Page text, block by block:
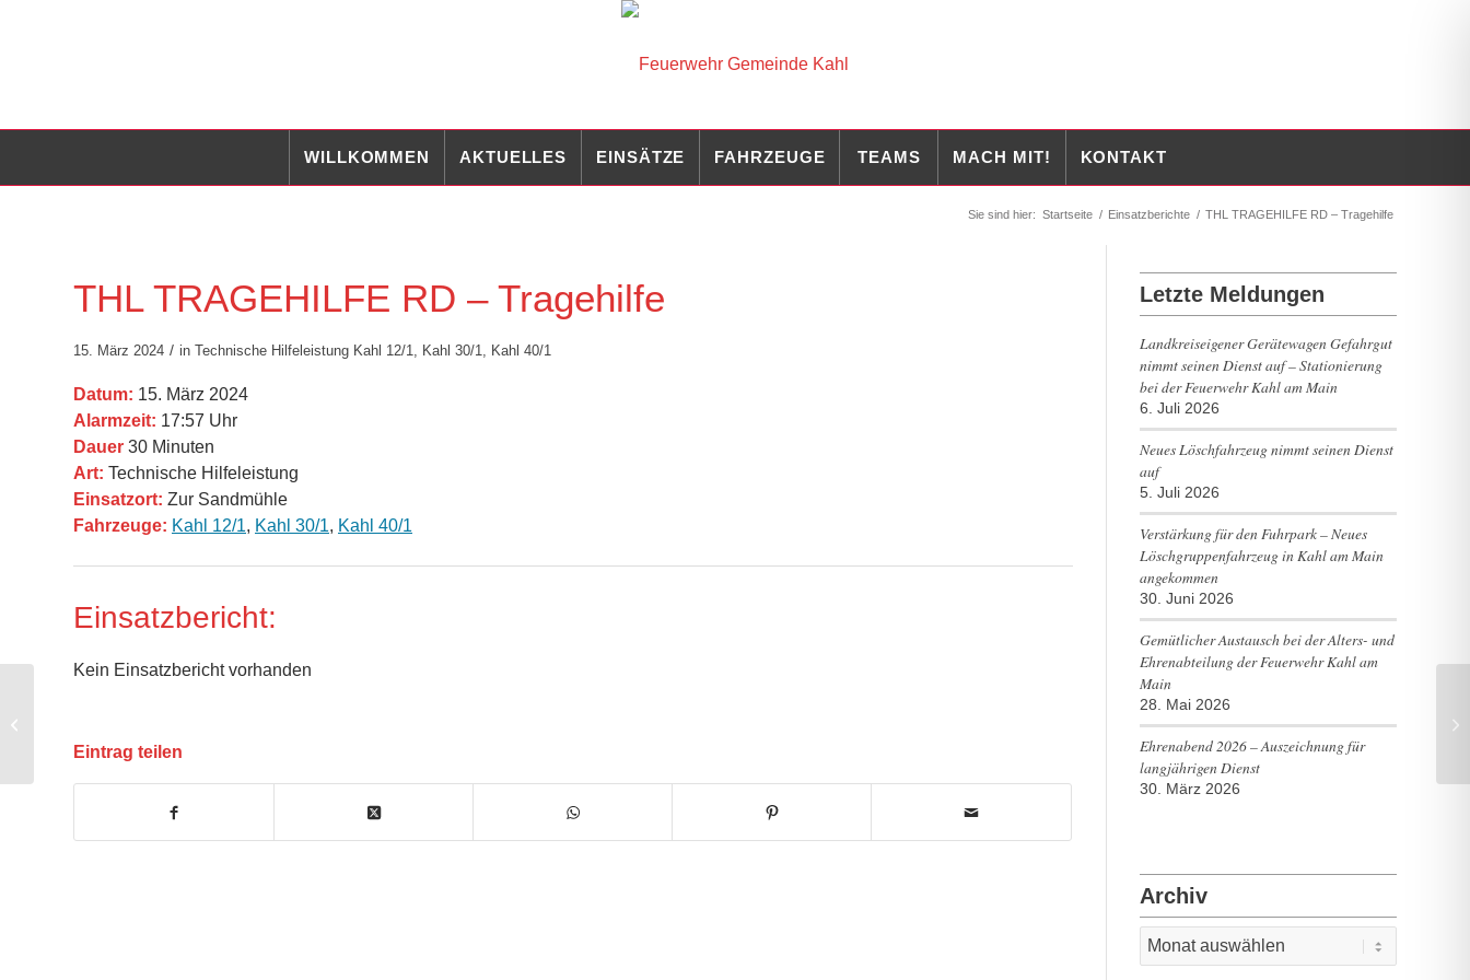
WILLKOMMEN AKTUELLES EINSÄTZE FAHRZEUGE TEAMS MACH MIT! KONTAKT
Sie sind hier: Startseite / Einsatzberichte / THL TRAGEHILFE RD – Tragehilfe
THL TRAGEHILFE RD – Tragehilfe
15. März 2024 / in Technische Hilfeleistung Kahl 12/1, Kahl 30/1, Kahl 40/1
Datum: 15. März 2024
Alarmzeit: 17:57 Uhr
Dauer 30 Minuten
Art: Technische Hilfeleistung
Einsatzort: Zur Sandmühle
Fahrzeuge: Kahl 12/1, Kahl 30/1, Kahl 40/1
Einsatzbericht:
Kein Einsatzbericht vorhanden
Eintrag teilen
Letzte Meldungen
Landkreiseigener Gerätewagen Gefahrgut
nimmt seinen Dienst auf – Stationierung
bei der Feuerwehr Kahl am Main
6. Juli 2026
Neues Löschfahrzeug nimmt seinen Dienst
auf
5. Juli 2026
Verstärkung für den Fuhrpark – Neues
Löschgruppenfahrzeug in Kahl am Main
angekommen
30. Juni 2026
Gemütlicher Austausch bei der Alters- und
Ehrenabteilung der Feuerwehr Kahl am
Main
28. Mai 2026
Ehrenabend 2026 – Auszeichnung für
langjährigen Dienst
30. März 2026
Archiv